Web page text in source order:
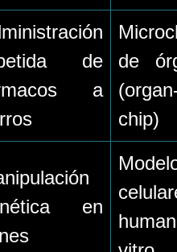
de
a
de
chip)
en